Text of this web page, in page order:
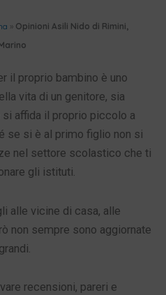
» Opinioni Asili Nido di Rimini,
il proprio bambino è uno
vita di un genitore, sia
affida il proprio piccolo a
se si è al primo figlio non si
nel settore scolastico che ti
gli istituti.
alle vicine di casa, alle
non sempre sono aggiornate
recensioni, pareri e